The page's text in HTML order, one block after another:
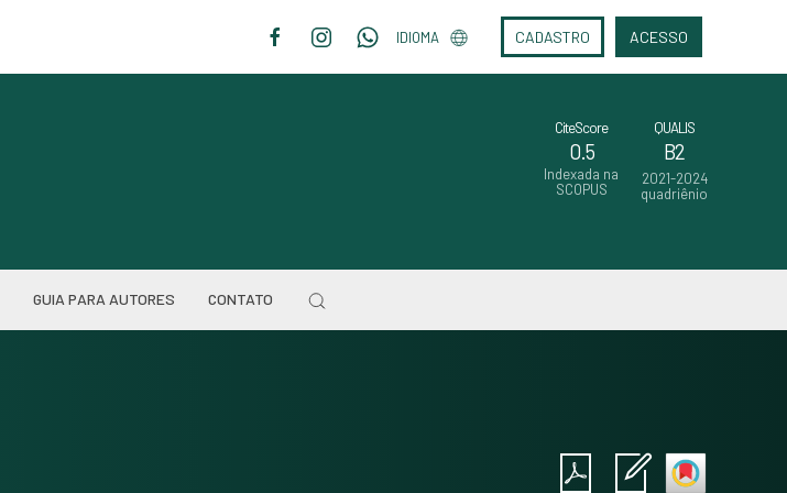
IDIOMA CADASTRO ACESSO
CiteScore
0.5
Indexada na
SCOPUS
QUALIS
B2
2021-2024
quadriênio
GUIA PARA AUTORES CONTATO
0